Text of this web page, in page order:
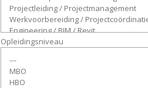
Opleidingsniveau